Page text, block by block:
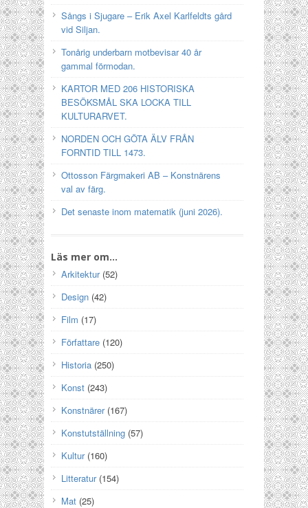
Sångs i Sjugare – Erik Axel Karlfeldts gård
vid Siljan.
Tonårig underbarn motbevisar 40 år
gammal förmodan.
KARTOR MED 206 HISTORISKA
BESÖKSMÅL SKA LOCKA TILL
KULTURARVET.
NORDEN OCH GÖTA ÄLV FRÅN
FORNTID TILL 1473.
Ottosson Färgmakeri AB – Konstnärens
val av färg.
Det senaste inom matematik (juni 2026).
Läs mer om…
Arkitektur(52)
Design (42)
Film (17)
Författare (120)
Historia (250)
Konst (243)
Konstnärer(167)
Konstutställning (57)
Kultur(160)
Litteratur(154)
Mat (25)